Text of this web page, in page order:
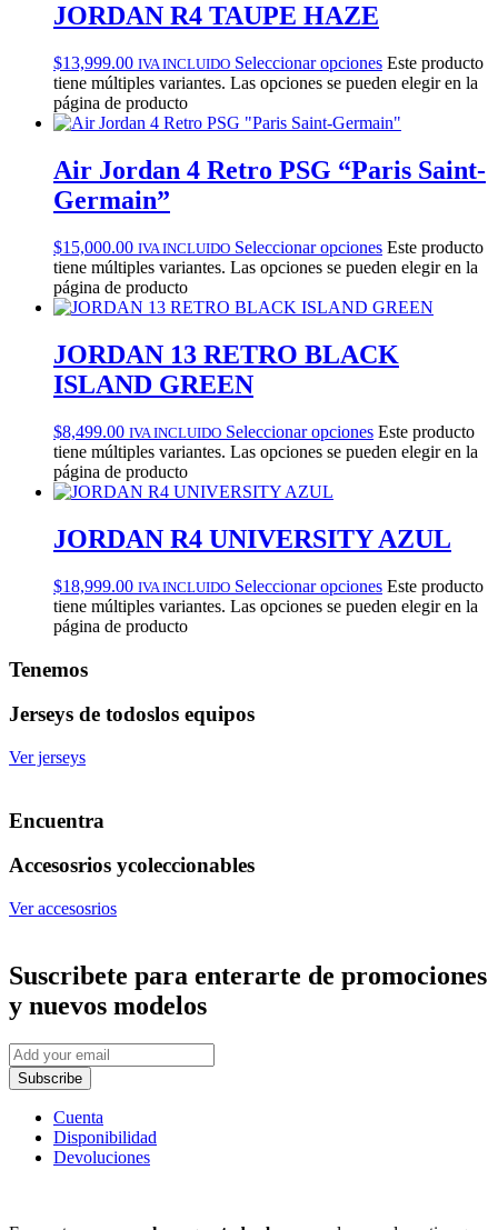
JORDAN R4 TAUPE HAZE
$13,999.00 IVA INCLUIDO Seleccionar opciones Este producto
tiene múltiples variantes. Las opciones se pueden elegir en la
página de producto
Air Jordan 4 Retro PSG “Paris Saint-
Germain”
$15,000.00 IVA INCLUIDO Seleccionar opciones Este producto
tiene múltiples variantes. Las opciones se pueden elegir en la
página de producto
JORDAN 13 RETRO BLACK
ISLAND GREEN
$8,499.00 IVA INCLUIDO Seleccionar opciones Este producto
tiene múltiples variantes. Las opciones se pueden elegir en la
página de producto
JORDAN R4 UNIVERSITY AZUL
$18,999.00 IVA INCLUIDO Seleccionar opciones Este producto
tiene múltiples variantes. Las opciones se pueden elegir en la
página de producto
Tenemos
Jerseys de todoslos equipos
Ver jerseys
Encuentra
Accesosrios ycoleccionables
Ver accesosrios
Suscribete para enterarte de promociones
y nuevos modelos
Subscribe
Cuenta
Disponibilidad
Devoluciones